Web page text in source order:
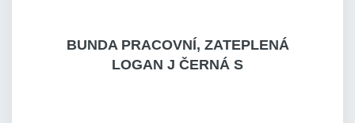
BUNDA PRACOVNÍ, ZATEPLENÁ
LOGAN J ČERNÁ S